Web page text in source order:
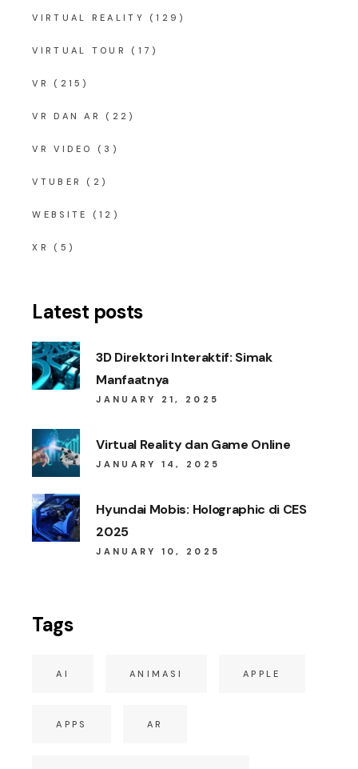
VIRTUAL REALITY (129)
VIRTUAL TOUR (17)
VR (215)
VR DAN AR (22)
VR VIDEO (3)
VTUBER (2)
WEBSITE (12)
XR (5)
Latest posts
3D Direktori Interaktif: Simak
Manfaatnya
JANUARY 21, 2025
Virtual Reality dan Game Online
JANUARY 14, 2025
Hyundai Mobis: Holographic di CES
2025
JANUARY 10, 2025
Tags
AI ANIMASI APPLE
APPS AR